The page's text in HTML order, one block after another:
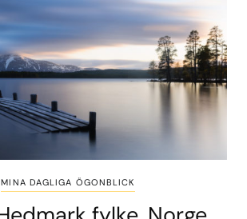
MINA DAGLIGA ÖGONBLICK